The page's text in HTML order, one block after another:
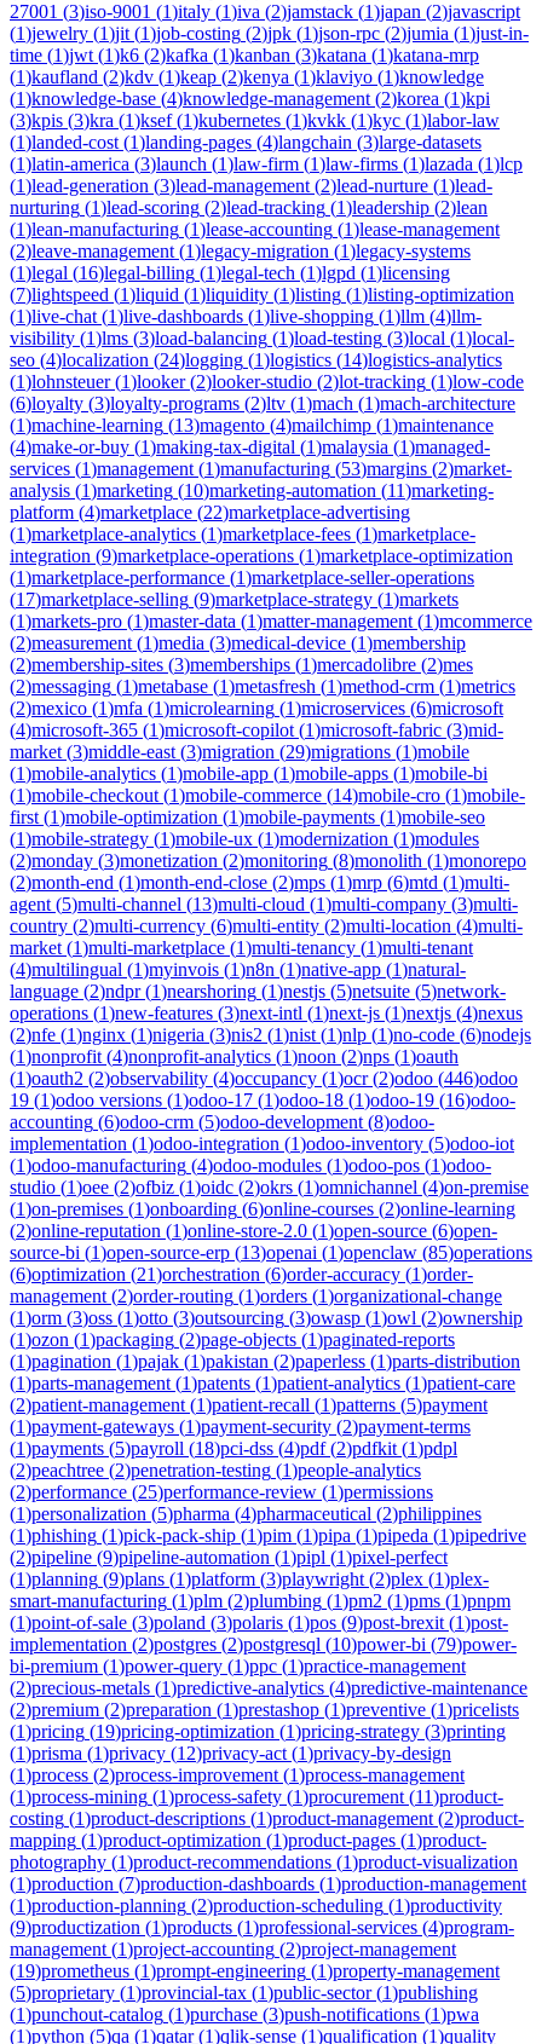
27001 (3)iso-9001 (1)italy (1)iva (2)jamstack (1)japan (2)javascript
(1)jewelry (1)jit (1)job-costing (2)jpk (1)json-rpc (2)jumia (1)just-in-
time (1)jwt (1)k6 (2)kafka (1)kanban (3)katana (1)katana-mrp
(1)kaufland (2)kdv (1)keap (2)kenya (1)klaviyo (1)knowledge
(1)knowledge-base (4)knowledge-management (2)korea (1)kpi
(3)kpis (3)kra (1)ksef(1)kubernetes (1)kvkk (1)kyc (1)labor-law
(1)landed-cost (1)landing-pages (4)langchain (3)large-datasets
(1)latin-america (3)launch (1)law-firm (1)law-firms (1)lazada (1)lcp
(1)lead-generation (3)lead-management (2)lead-nurture (1)lead-
nurturing (1)lead-scoring (2)lead-tracking (1)leadership (2)lean
(1)lean-manufacturing (1)lease-accounting (1)lease-management
(2)leave-management (1)legacy-migration (1)legacy-systems
(1)legal (16)legal-billing (1)legal-tech (1)lgpd (1)licensing
(7)lightspeed (1)liquid (1)liquidity (1)listing (1)listing-optimization
(1)live-chat (1)live-dashboards (1)live-shopping (1)llm (4)llm-
visibility (1)lms (3)load-balancing (1)load-testing (3)local (1)local-
seo (4)localization (24)logging (1)logistics (14)logistics-analytics
(1)lohnsteuer(1)looker(2)looker-studio (2)lot-tracking (1)low-code
(6)loyalty (3)loyalty-programs (2)ltv (1)mach (1)mach-architecture
(1)machine-learning (13)magento (4)mailchimp (1)maintenance
(4)make-or-buy (1)making-tax-digital (1)malaysia (1)managed-
services (1)management (1)manufacturing (53)margins (2)market-
analysis (1)marketing (10)marketing-automation (11)marketing-
platform (4)marketplace (22)marketplace-advertising
(1)marketplace-analytics (1)marketplace-fees (1)marketplace-
integration (9)marketplace-operations (1)marketplace-optimization
(1)marketplace-performance (1)marketplace-seller-operations
(17)marketplace-selling (9)marketplace-strategy (1)markets
(1)markets-pro (1)master-data (1)matter-management (1)mcommerce
(2)measurement (1)media (3)medical-device (1)membership
(2)membership-sites (3)memberships (1)mercadolibre (2)mes
(2)messaging (1)metabase (1)metasfresh (1)method-crm (1)metrics
(2)mexico (1)mfa (1)microlearning (1)microservices (6)microsoft
(4)microsoft-365 (1)microsoft-copilot (1)microsoft-fabric (3)mid-
market (3)middle-east (3)migration (29)migrations (1)mobile
(1)mobile-analytics (1)mobile-app (1)mobile-apps (1)mobile-bi
(1)mobile-checkout (1)mobile-commerce (14)mobile-cro (1)mobile-
first (1)mobile-optimization (1)mobile-payments (1)mobile-seo
(1)mobile-strategy (1)mobile-ux (1)modernization (1)modules
(2)monday (3)monetization (2)monitoring (8)monolith (1)monorepo
(2)month-end (1)month-end-close (2)mps (1)mrp (6)mtd (1)multi-
agent (5)multi-channel (13)multi-cloud (1)multi-company (3)multi-
country (2)multi-currency (6)multi-entity (2)multi-location (4)multi-
market (1)multi-marketplace (1)multi-tenancy (1)multi-tenant
(4)multilingual (1)myinvois (1)n8n (1)native-app (1)natural-
language (2)ndpr(1)nearshoring (1)nestjs (5)netsuite (5)network-
operations (1)new-features (3)next-intl (1)next-js (1)nextjs (4)nexus
(2)nfe (1)nginx (1)nigeria (3)nis2 (1)nist (1)nlp (1)no-code (6)nodejs
(1)nonprofit (4)nonprofit-analytics (1)noon (2)nps (1)oauth
(1)oauth2 (2)observability (4)occupancy (1)ocr(2)odoo (446)odoo
19 (1)odoo versions (1)odoo-17 (1)odoo-18 (1)odoo-19 (16)odoo-
accounting (6)odoo-crm (5)odoo-development (8)odoo-
implementation (1)odoo-integration (1)odoo-inventory (5)odoo-iot
(1)odoo-manufacturing (4)odoo-modules (1)odoo-pos (1)odoo-
studio (1)oee (2)ofbiz (1)oidc (2)okrs (1)omnichannel (4)on-premise
(1)on-premises (1)onboarding (6)online-courses (2)online-learning
(2)online-reputation (1)online-store-2.0 (1)open-source (6)open-
source-bi (1)open-source-erp (13)openai (1)openclaw (85)operations
(6)optimization (21)orchestration (6)order-accuracy (1)order-
management (2)order-routing (1)orders (1)organizational-change
(1)orm (3)oss (1)otto (3)outsourcing (3)owasp (1)owl (2)ownership
(1)ozon (1)packaging (2)page-objects (1)paginated-reports
(1)pagination (1)pajak (1)pakistan (2)paperless (1)parts-distribution
(1)parts-management (1)patents (1)patient-analytics (1)patient-care
(2)patient-management (1)patient-recall (1)patterns (5)payment
(1)payment-gateways (1)payment-security (2)payment-terms
(1)payments (5)payroll (18)pci-dss (4)pdf(2)pdfkit (1)pdpl
(2)peachtree (2)penetration-testing (1)people-analytics
(2)performance (25)performance-review (1)permissions
(1)personalization (5)pharma (4)pharmaceutical (2)philippines
(1)phishing (1)pick-pack-ship (1)pim (1)pipa (1)pipeda (1)pipedrive
(2)pipeline (9)pipeline-automation (1)pipl (1)pixel-perfect
(1)planning (9)plans (1)platform (3)playwright (2)plex (1)plex-
smart-manufacturing (1)plm (2)plumbing (1)pm2 (1)pms (1)pnpm
(1)point-of-sale (3)poland (3)polaris (1)pos (9)post-brexit (1)post-
implementation (2)postgres (2)postgresql (10)power-bi (79)power-
bi-premium (1)power-query (1)ppc (1)practice-management
(2)precious-metals (1)predictive-analytics (4)predictive-maintenance
(2)premium (2)preparation (1)prestashop (1)preventive (1)pricelists
(1)pricing (19)pricing-optimization (1)pricing-strategy (3)printing
(1)prisma (1)privacy (12)privacy-act (1)privacy-by-design
(1)process (2)process-improvement (1)process-management
(1)process-mining (1)process-safety (1)procurement (11)product-
costing (1)product-descriptions (1)product-management (2)product-
mapping (1)product-optimization (1)product-pages (1)product-
photography (1)product-recommendations (1)product-visualization
(1)production (7)production-dashboards (1)production-management
(1)production-planning (2)production-scheduling (1)productivity
(9)productization (1)products (1)professional-services (4)program-
management (1)project-accounting (2)project-management
(19)prometheus (1)prompt-engineering (1)property-management
(5)proprietary (1)provincial-tax (1)public-sector(1)publishing
(1)punchout-catalog (1)purchase (3)push-notifications (1)pwa
(1)python (5)qa (1)qatar(1)qlik-sense (1)qualification (1)quality